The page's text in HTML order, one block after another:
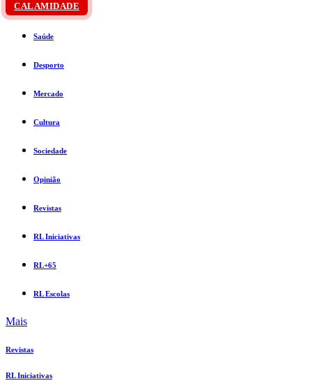
CALAMIDADE
Saúde
Desporto
Mercado
Cultura
Sociedade
Opinião
Revistas
RL Iniciativas
RL+65
RL Escolas
Mais
Revistas
RL Iniciativas